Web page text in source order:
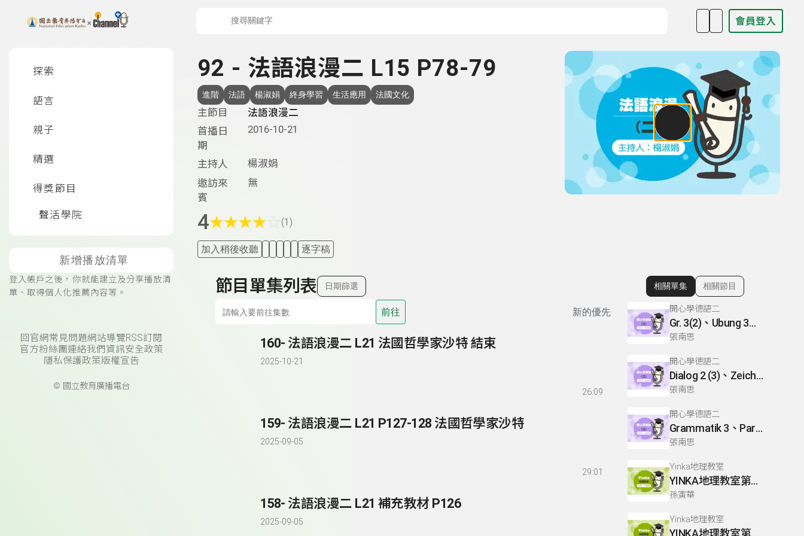
上方功能區塊 會員登入
探索
語言
親子
精選
得獎節目
聲活學院
新增播放清單
登入帳戶之後，你就能建立及分享播放清
單、取得個人化推薦內容等。
回官網常見問題網站導覽RSS訂閱
官方粉絲團連絡我們 資訊安全政策
隱私保護政策版權宣告
© 國立教育廣播電台
92 - 法語浪漫二 L15 P78-79
進階 法語 楊淑娟 終身學習 生活應用 法國文化
主節目
法語浪漫二
首播日
期
2016-10-21
主持人
楊淑娟
邀訪來
賓
無
4★★★★ (1)
加入稍後收聽 逐字稿
節目單集列表 日期篩選
前往 新的優先
160- 法語浪漫二 L21 法國哲學家沙特 結束
2025-10-21
26:09
159- 法語浪漫二 L21 P127-128 法國哲學家沙特
2025-09-05
29:01
158- 法語浪漫二 L21 補充教材 P126
2025-09-05
顯示相關單集
相關單集 相關節目
開心學德語二
Gr. 3(2)、Ubung 3、Gr. 2(1)
張南思
開心學德語二
Dialog 2 (3)、Zeichnen: einen Mann、Lesetext 1(1)
張南思
開心學德語二
Grammatik 3、Partnerubungen Nr. 1, 3、Dialog 2(1)
張南思
Yinka地理教室
YINKA地理教室第一冊 P22-26
孫寅華
Yinka地理教室
YINKA地理教室第一冊 P4-5